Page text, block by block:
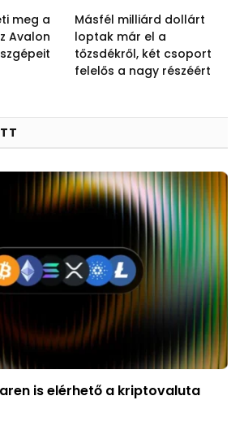
meg a
Avalon
Másfél milliárd dollárt
loptak már el a
tőzsdékről, két csoport
felelős a nagy részéért
is elérhető a kriptovaluta